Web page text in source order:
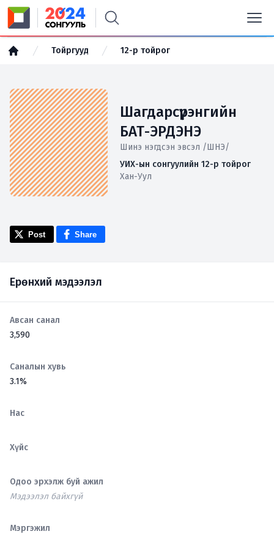
Тойргууд 12-р тойрог
Шагдарсүрэнгийн
БАТ-ЭРДЭНЭ
Шинэ нэгдсэн эвсэл /ШНЭ/
УИХ-ын сонгуулийн 12-р тойрог
Хан-Уул
Post Share
Ерөнхий мэдээлэл
Авсан санал
3,590
Саналын хувь
3.1%
Нас
Хүйс
Одоо эрхэлж буй ажил
Мэдээлэл байхгүй
Мэргэжил